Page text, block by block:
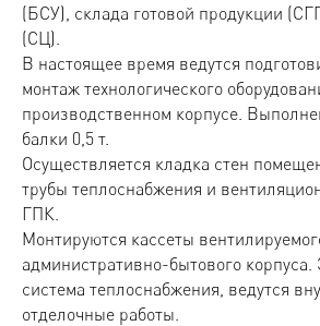
(БСУ), склада готовой продукции
(СЦ).
В настоящее время ведутся
монтаж технологического
производственном корпусе.
балки 0,5 т.
Осуществляется кладка стен
трубы теплоснабжения и
ГПК.
Монтируются кассеты
административно-бытового корпуса.
система теплоснабжения, ведутся
отделочные работы.